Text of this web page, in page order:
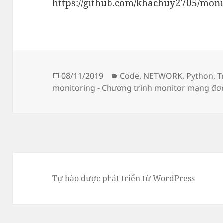
https://github.com/khachuy2705/
Đăng
vào
08/11/2019
Danh
mục
Code, NETWORK, Python,
monitoring - Chương trình monitor mạng
Tự hào được phát triển từ WordPress